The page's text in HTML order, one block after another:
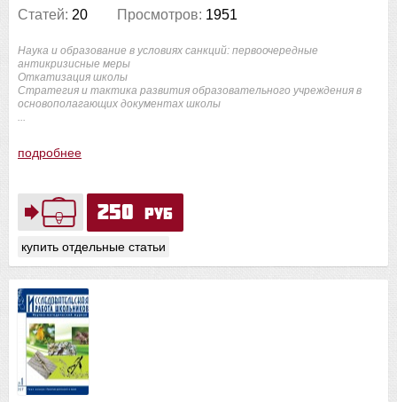
250 руб
купить отдельные статьи
Статей: 20 Просмотров: 1951
Наука и образование в условиях санкций: первоочередные
антикризисные меры
Откатизация школы
Стратегия и тактика развития образовательного учреждения в
основополагающих документах школы
подробнее